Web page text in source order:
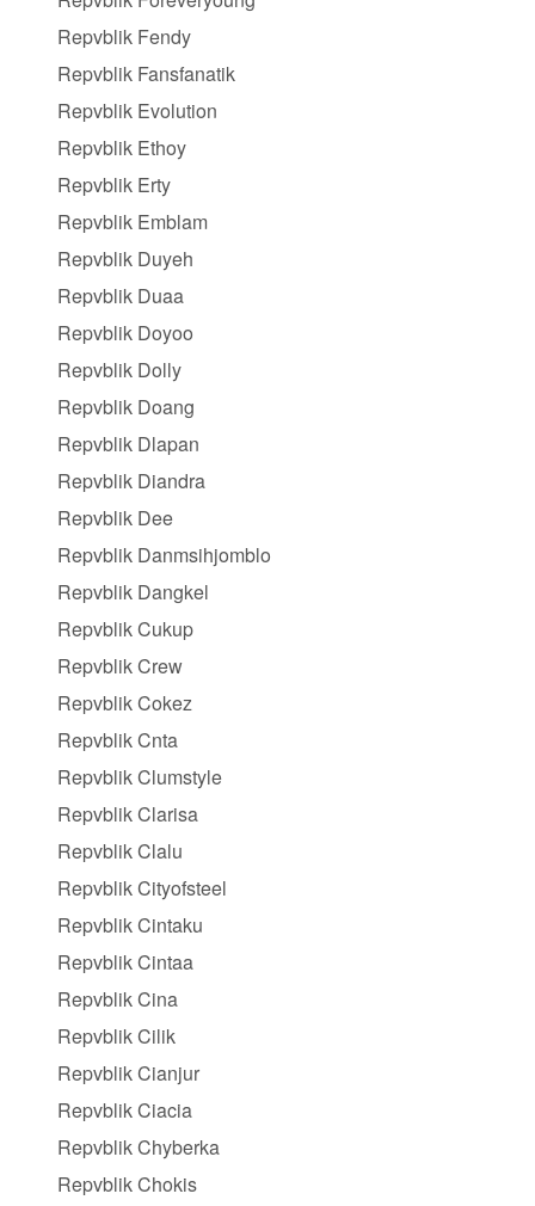
Repvblik Fendy
Repvblik Fansfanatik
Repvblik Evolution
Repvblik Ethoy
Repvblik Erty
Repvblik Emblam
Repvblik Duyeh
Repvblik Duaa
Repvblik Doyoo
Repvblik Dolly
Repvblik Doang
Repvblik Dlapan
Repvblik Diandra
Repvblik Dee
Repvblik Danmsihjomblo
Repvblik Dangkel
Repvblik Cukup
Repvblik Crew
Repvblik Cokez
Repvblik Cnta
Repvblik Clumstyle
Repvblik Clarisa
Repvblik Clalu
Repvblik Cityofsteel
Repvblik Cintaku
Repvblik Cintaa
Repvblik Cina
Repvblik Cilik
Repvblik Cianjur
Repvblik Ciacia
Repvblik Chyberka
Repvblik Chokis